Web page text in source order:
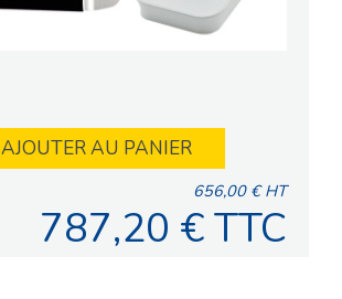
AJOUTER AU PANIER
656,00 € HT
787,20 € TTC